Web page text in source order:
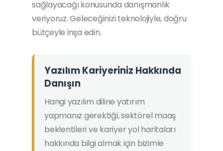
sağlayacağı konusunda danışmanlık
veriyoruz. Geleceğinizi teknolojiyle, doğru
bütçeyle inşa edin.
Yazılım Kariyeriniz Hakkında
Danışın
Hangi yazılım diline yatırım
yapmanız gerektiği, sektörel maaş
beklentileri ve kariyer yol haritaları
hakkında bilgi almak için bizimle